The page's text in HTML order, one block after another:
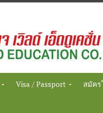
Visa / Passport สมัคร